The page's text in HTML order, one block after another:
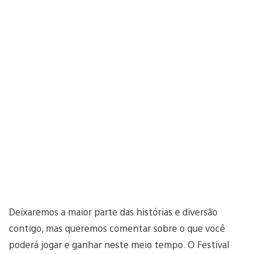
Deixaremos a maior parte das histórias e diversão
contigo, mas queremos comentar sobre o que você
poderá jogar e ganhar neste meio tempo. O Festival